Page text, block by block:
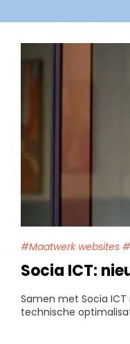
#Maatwerk websites
Socia ICT:
Samen met Socia
technische